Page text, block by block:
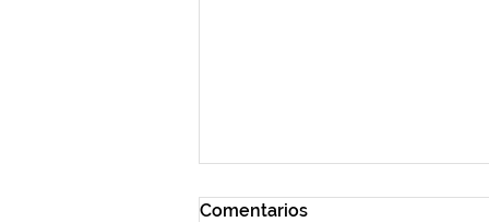
Comentarios